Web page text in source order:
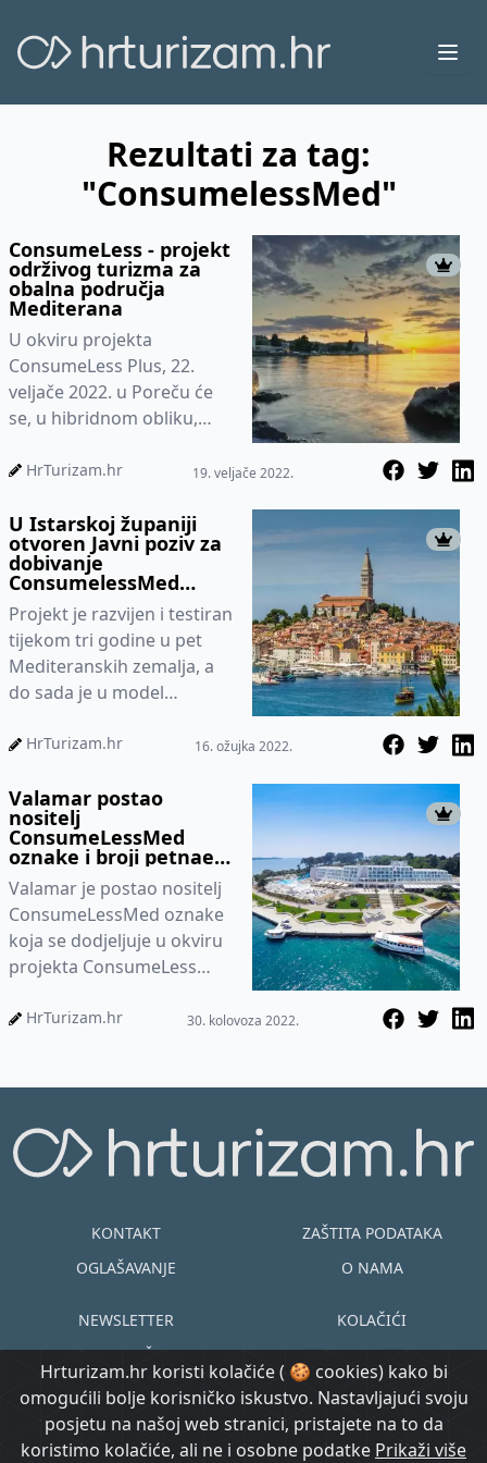
Rezultati za tag:
"ConsumelessMed"
ConsumeLess - projekt
održivog turizma za
obalna područja
Mediterana
U okviru projekta
ConsumeLess Plus, 22.
veljače 2022. u Poreču će
se, u hibridnom obliku,
radionica ConsumeLess
HrTurizam.hr 19. veljače 2022.
U Istarskoj županiji
otvoren Javni poziv za
dobivanje
ConsumelessMed
oznake
Projekt je razvijen i testiran
tijekom tri godine u pet
Mediteranskih zemalja, a
do sada je u model
destinacija i 300 objekata
HrTurizam.hr 16. ožujka 2022.
Valamar postao
nositelj
ConsumeLessMed
oznake i broji petnaest
Plavih zastava za plaže
Valamar je postao nositelj
ConsumeLessMed oznake
koja se dodjeljuje u okviru
projekta ConsumeLess
HrTurizam.hr 30. kolovoza 2022.
Hrturizam.hr koristi kolačiće ( 🍪 cookies) kako bi
omogućili bolje korisničko iskustvo. Nastavljajući svoju
posjetu na našoj web stranici, pristajete na to da
koristimo kolačiće, ali ne i osobne podatke Prikaži više
KONTAKT
OGLAŠAVANJE
ZAŠTITA PODATAKA
O NAMA
NEWSLETTER
UVJETI KORIŠTENJA
KOLAČIĆI
EN HR
© Copyright
2015.-2026.
@ Created by
Morgan Code
Prijavi se